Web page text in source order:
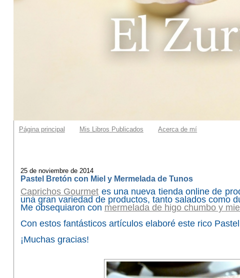
Página principal Mis Libros Publicados Acerca de mí
25 de noviembre de 2014
Pastel Bretón con Miel y Mermelada de Tunos
Caprichos Gourmet es una nueva tienda online de
una gran variedad de productos, tanto salados como
Me obsequiaron con mermelada de higo chumbo y
Con estos fantásticos artículos elaboré este rico
¡Muchas gracias!